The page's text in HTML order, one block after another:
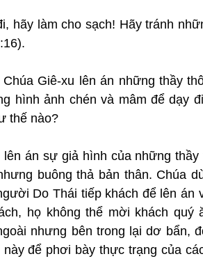
hãy làm cho sạch! Hãy tránh
Chúa Giê-xu lên án những thầy
hình ảnh chén và mâm để dạy
thế nào?
lên án sự giả hình của những
buông thả bản thân. Chúa
Do Thái tiếp khách để lên
họ không thể mời khách quý
nhưng bên trong lại dơ bẩn,
để phơi bày thực trạng của